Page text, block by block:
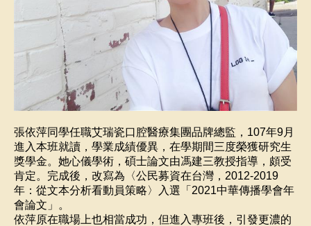
張依萍同學任職艾瑞瓷口腔醫療集團品牌總監，107年9月
進入本班就讀，學業成績優異，在學期間三度榮獲研究生
獎學金。她心儀學術，碩士論文由馮建三教授指導，頗受
肯定。完成後，改寫為〈公民募資在台灣，2012-2019
年：從文本分析看動員策略〉入選「2021中華傳播學會年
會論文」。
依萍原在職場上也相當成功，但進入專班後，引發更濃的